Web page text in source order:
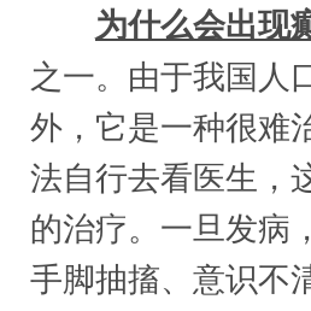
为什么会出现
之一。由于我国人
外，它是一种很难
法自行去看医生，
的治疗。一旦发病
手脚抽搐、意识不